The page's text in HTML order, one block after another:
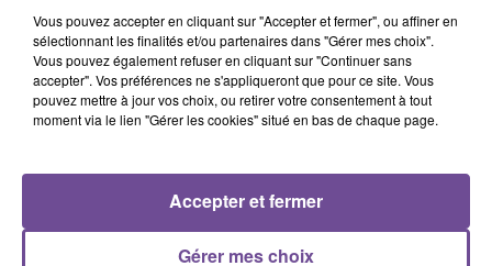
TEDDY SWIMS RAYE ADELE
Vous pouvez accepter en cliquant sur "Accepter et fermer", ou affiner en
sélectionnant les finalités et/ou partenaires dans "Gérer mes choix".
Vous pouvez également refuser en cliquant sur "Continuer sans
accepter". Vos préférences ne s'appliqueront que pour ce site. Vous
pouvez mettre à jour vos choix, ou retirer votre consentement à tout
moment via le lien "Gérer les cookies" situé en bas de chaque page.
Gérer mes choix
Accepter et fermer